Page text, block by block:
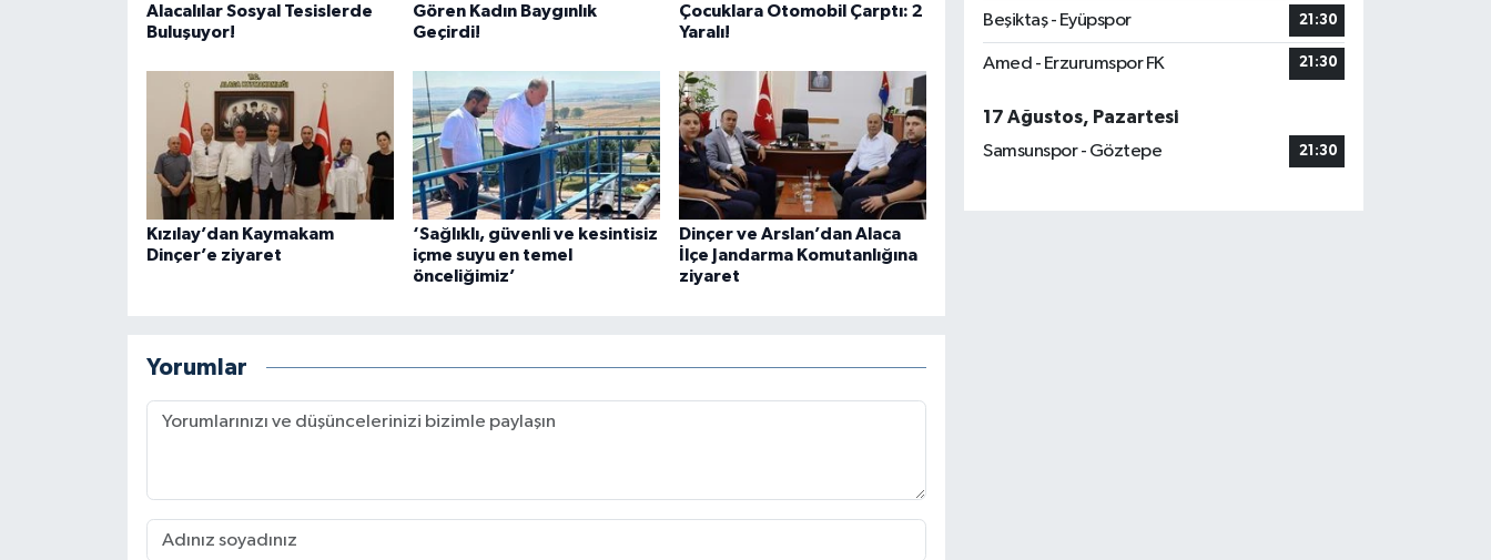
Alacalılar Sosyal Tesislerde
Buluşuyor!
Gören Kadın Baygınlık
Geçirdi!
Çocuklara Otomobil Çarptı: 2
Yaralı!
Kızılay’dan Kaymakam
Dinçer’e ziyaret
‘Sağlıklı, güvenli ve kesintisiz
içme suyu en temel
önceliğimiz’
Dinçer ve Arslan’dan Alaca
İlçe Jandarma Komutanlığına
ziyaret
Yorumlar
Beşiktaş - Eyüpspor 21:30
Amed - Erzurumspor FK 21:30
17 Ağustos, Pazartesi
Samsunspor - Göztepe
21:30